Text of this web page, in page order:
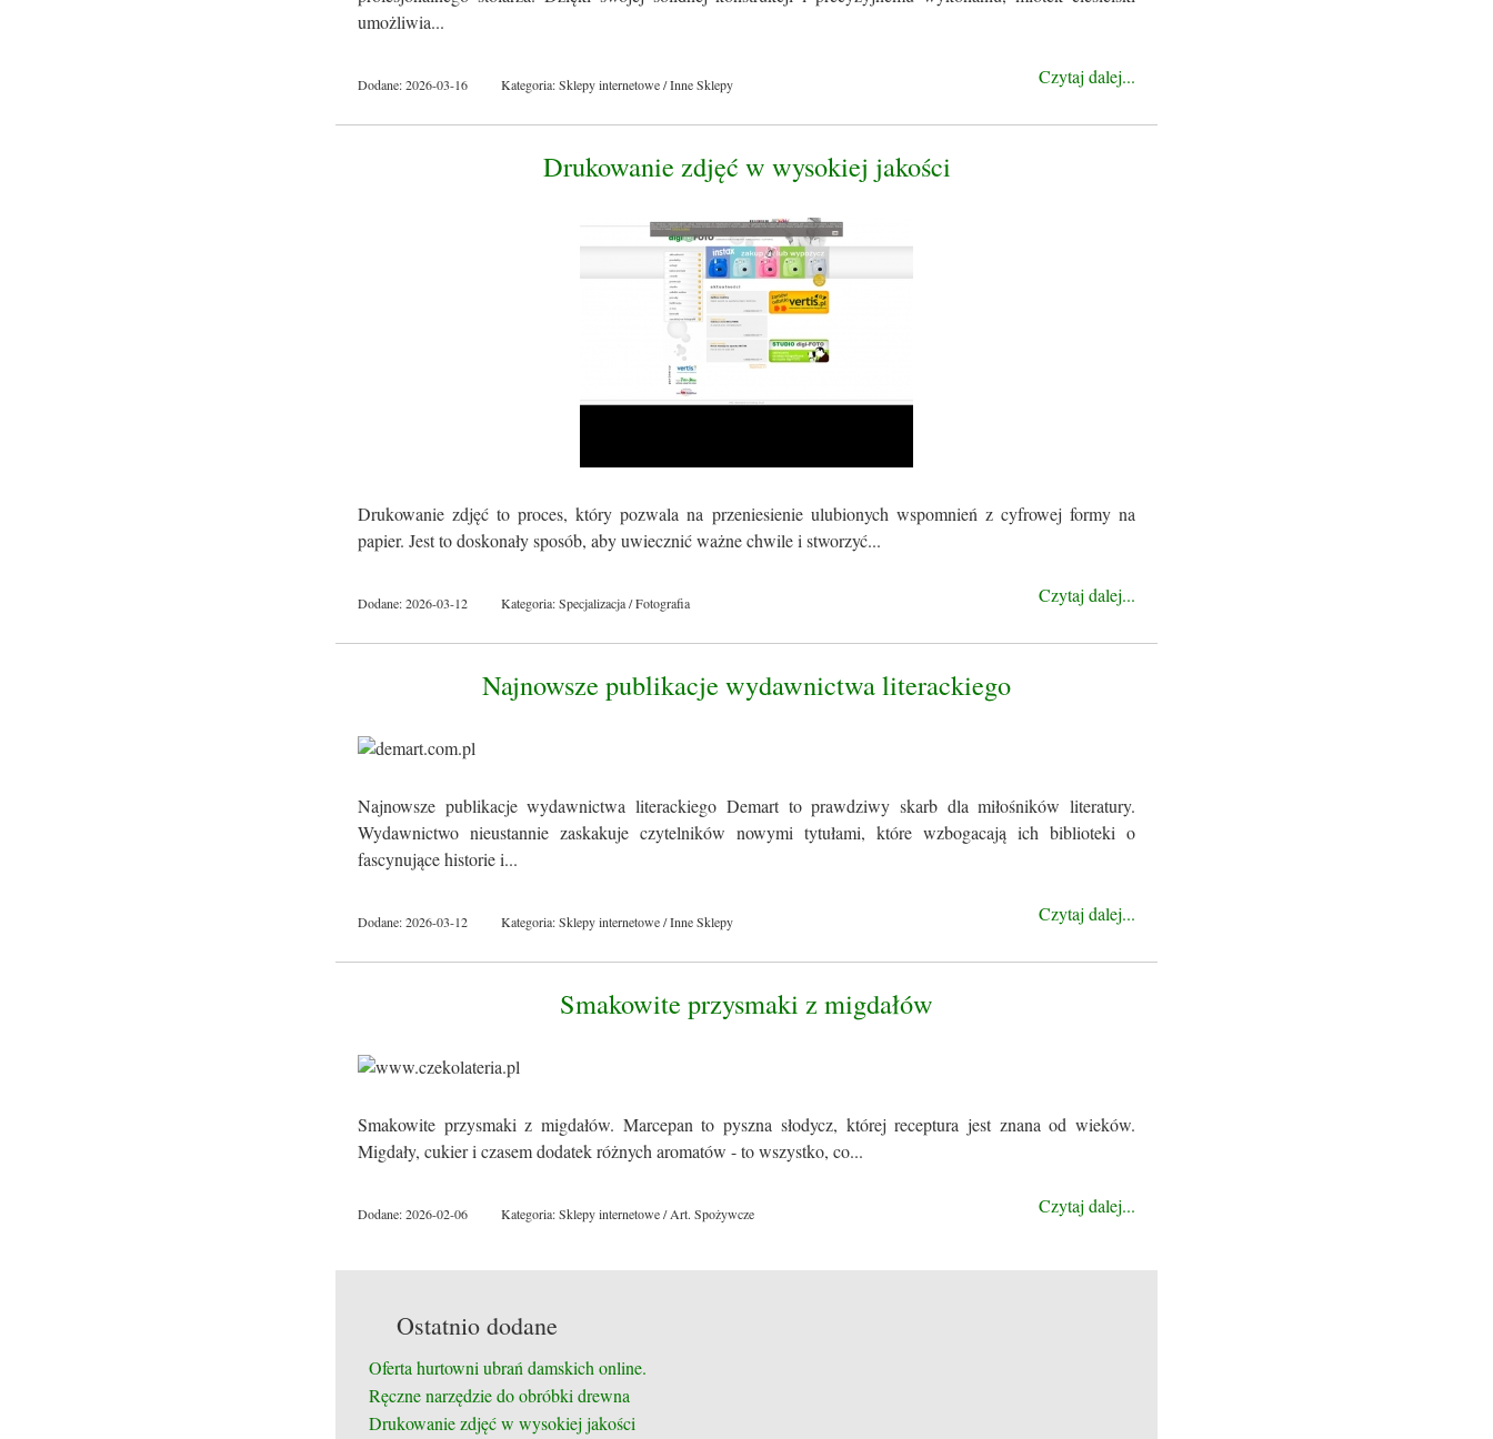
umożliwia...
Czytaj dalej...
Dodane: 2026-03-16 Kategoria: Sklepy internetowe / Inne Sklepy
Drukowanie zdjęć w wysokiej jakości
Drukowanie zdjęć to proces, który pozwala na przeniesienie ulubionych wspomnień z cyfrowej formy na
papier. Jest to doskonały sposób, aby uwiecznić ważne chwile i stworzyć...
Czytaj dalej...
Dodane: 2026-03-12 Kategoria: Specjalizacja / Fotografia
Najnowsze publikacje wydawnictwa literackiego
Najnowsze publikacje wydawnictwa literackiego Demart to prawdziwy skarb dla miłośników literatury.
Wydawnictwo nieustannie zaskakuje czytelników nowymi tytułami, które wzbogacają ich biblioteki o
fascynujące historie i...
Czytaj dalej...
Dodane: 2026-03-12 Kategoria: Sklepy internetowe / Inne Sklepy
Smakowite przysmaki z migdałów
Smakowite przysmaki z migdałów. Marcepan to pyszna słodycz, której receptura jest znana od wieków.
Migdały, cukier i czasem dodatek różnych aromatów - to wszystko, co...
Czytaj dalej...
Dodane: 2026-02-06 Kategoria: Sklepy internetowe / Art. Spożywcze
Ostatnio dodane
Oferta hurtowni ubrań damskich online.
Ręczne narzędzie do obróbki drewna
Drukowanie zdjęć w wysokiej jakości